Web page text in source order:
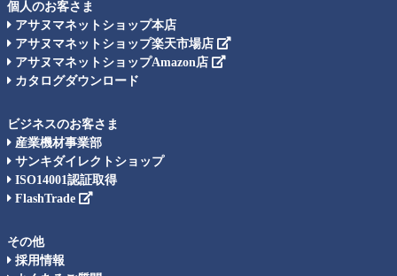
個人のお客さま
アサヌマネットショップ本店
アサヌマネットショップ楽天市場店
アサヌマネットショップAmazon店
カタログダウンロード
ビジネスのお客さま
産業機材事業部
サンキダイレクトショップ
ISO14001認証取得
FlashTrade
その他
採用情報